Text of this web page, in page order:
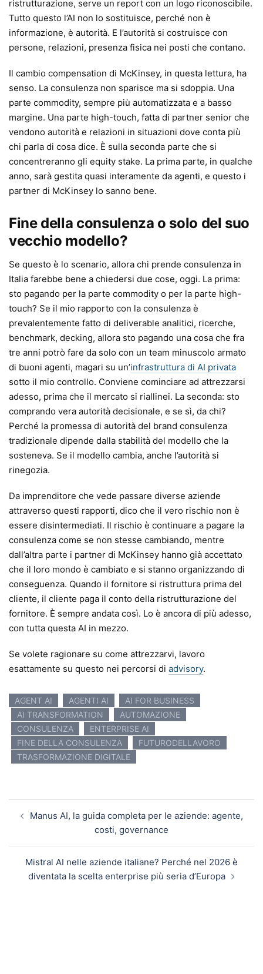
ristrutturazione, serve un report con un logo riconoscibile.
Tutto questo l’AI non lo sostituisce, perché non è
informazione, è autorità. E l’autorità si costruisce con
persone, relazioni, presenza fisica nei posti che contano.
Il cambio compensation di McKinsey, in questa lettura, ha
senso. La consulenza non sparisce ma si sdoppia. Una
parte commodity, sempre più automatizzata e a basso
margine. Una parte high-touch, fatta di partner senior che
vendono autorità e relazioni in situazioni dove conta più
chi parla di cosa dice. È sulla seconda parte che si
concentreranno gli equity stake. La prima parte, in qualche
anno, sarà gestita quasi interamente da agenti, e questo i
partner di McKinsey lo sanno bene.
Fine della consulenza o solo del suo
vecchio modello?
Se questo è lo scenario, allora chi prende consulenza in
Italia farebbe bene a chiedersi due cose, oggi. La prima:
sto pagando per la parte commodity o per la parte high-
touch? Se il mio rapporto con la consulenza è
prevalentemente fatto di deliverable analitici, ricerche,
benchmark, decking, allora sto pagando una cosa che fra
tre anni potrò fare da solo con un team minuscolo armato
di buoni agenti, magari su un’infrastruttura di AI privata
sotto il mio controllo. Conviene cominciare ad attrezzarsi
adesso, prima che il mercato si riallinei. La seconda: sto
comprando vera autorità decisionale, e se sì, da chi?
Perché la promessa di autorità del brand consulenza
tradizionale dipende dalla stabilità del modello che la
sosteneva. Se il modello cambia, anche l’autorità si
rinegozia.
Da imprenditore che vede passare diverse aziende
attraverso questi rapporti, dico che il vero rischio non è
essere disintermediati. Il rischio è continuare a pagare la
consulenza come se non stesse cambiando, mentre
dall’altra parte i partner di McKinsey hanno già accettato
che il loro mondo è cambiato e si stanno organizzando di
conseguenza. Quando il fornitore si ristruttura prima del
cliente, il cliente paga il conto della ristrutturazione del
fornitore. È sempre andata così. Lo è ancora di più adesso,
con tutta questa AI in mezzo.
Se volete ragionare su come attrezzarvi, lavoro
esattamente su questo nei percorsi di advisory.
AGENT AI AGENTI AI
AI FOR BUSINESS
AI TRANSFORMATION
AUTOMAZIONE
CONSULENZA
ENTERPRISE AI
FINE DELLA CONSULENZA
FUTURODELLAVORO
TRASFORMAZIONE DIGITALE
Manus AI, la guida completa per le aziende: agente,
costi, governance
Mistral AI nelle aziende italiane? Perché nel 2026 è
diventata la scelta enterprise più seria d’Europa